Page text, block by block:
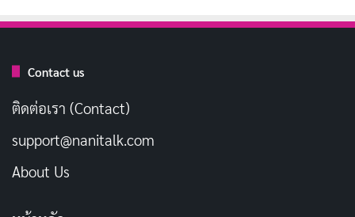
Request และ Response ผู้ร้องขอ (Client) จะส่งคำสั่ง ซึ่ง
ข้อมูล (PUT/PATCH) หรือแม้แต่ลบข้อมูล (DELETE) ไปยัง
ส่งผลลัพธ์หรือข้อมูลตอบกลับมาทันที
บทความที่เกี่ยวข้อง
Contact us
ติดต่อเรา (Contact)
support@nanitalk.com
About Us